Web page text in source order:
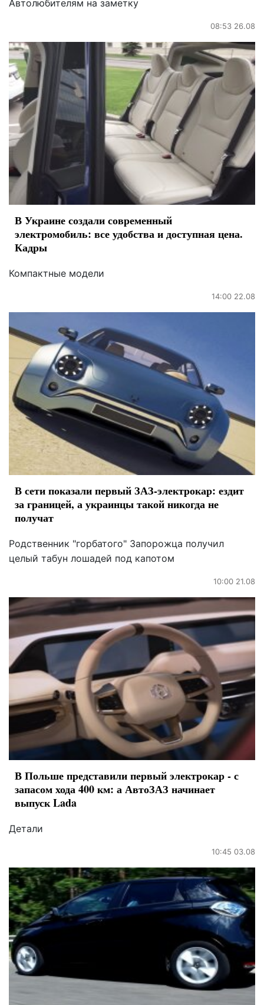
Автолюбителям на заметку
08:53 26.08
В Украине создали современный
электромобиль: все удобства и доступная цена.
Кадры
Компактные модели
14:00 22.08
В сети показали первый ЗАЗ-электрокар: ездит
за границей, а украинцы такой никогда не
получат
Родственник "горбатого" Запорожца получил
целый табун лошадей под капотом
10:00 21.08
В Польше представили первый электрокар - с
запасом хода 400 км: а АвтоЗАЗ начинает
выпуск Lada
Детали
10:45 03.08